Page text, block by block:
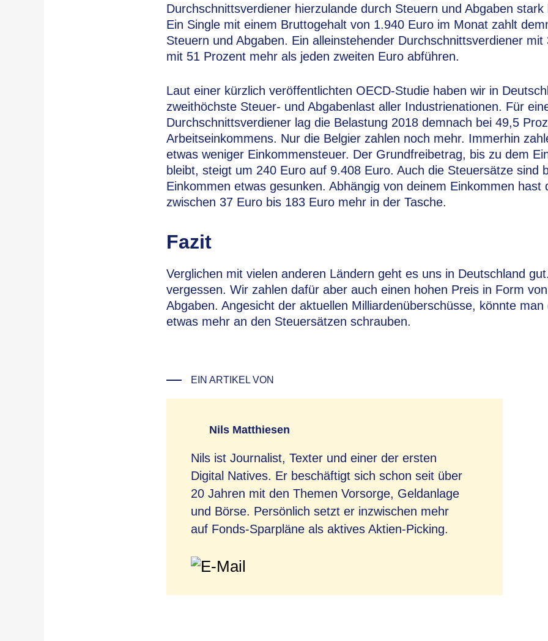
Durchschnittsverdiener hierzulande durch Steuern und Abgaben stark
Ein Single mit einem Bruttogehalt von 1.940 Euro im Monat zahlt
Steuern und Abgaben. Ein alleinstehender Durchschnittsverdiener
mit 51 Prozent mehr als jeden zweiten Euro abführen.
Laut einer kürzlich veröffentlichten OECD-Studie haben wir in
zweithöchste Steuer- und Abgabenlast aller Industrienationen. Für
Durchschnittsverdiener lag die Belastung 2018 demnach bei 49,5
Arbeitseinkommens. Nur die Belgier zahlen noch mehr. Immerhin
etwas weniger Einkommensteuer. Der Grundfreibetrag, bis zu dem
bleibt, steigt um 240 Euro auf 9.408 Euro. Auch die Steuersätze sind
Einkommen etwas gesunken. Abhängig von deinem Einkommen hast
zwischen 37 Euro bis 183 Euro mehr in der Tasche.
Fazit
Verglichen mit vielen anderen Ländern geht es uns in Deutschland
vergessen. Wir zahlen dafür aber auch einen hohen Preis in Form
Abgaben. Angesicht der aktuellen Milliardenüberschüsse, könnte man
etwas mehr an den Steuersätzen schrauben.
EIN ARTIKEL VON
Nils Matthiesen
Nils ist Journalist, Texter und einer der ersten
Digital Natives. Er beschäftigt sich schon seit über
20 Jahren mit den Themen Vorsorge, Geldanlage
und Börse. Persönlich setzt er inzwischen mehr
auf Fonds-Sparpläne als aktives Aktien-Picking.